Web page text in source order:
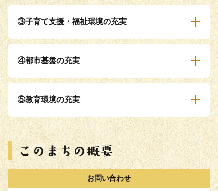
③子育て支援・福祉環境の充実
④都市基盤の充実
⑤教育環境の充実
お問い合わせ